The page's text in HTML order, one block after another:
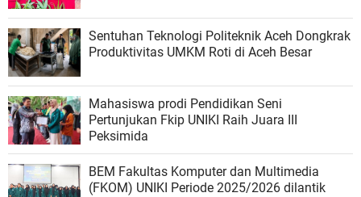
Sentuhan Teknologi Politeknik Aceh Dongkrak
Produktivitas UMKM Roti di Aceh Besar
Mahasiswa prodi Pendidikan Seni
Pertunjukan Fkip UNIKI Raih Juara III
Peksimida
BEM Fakultas Komputer dan Multimedia
(FKOM) UNIKI Periode 2025/2026 dilantik